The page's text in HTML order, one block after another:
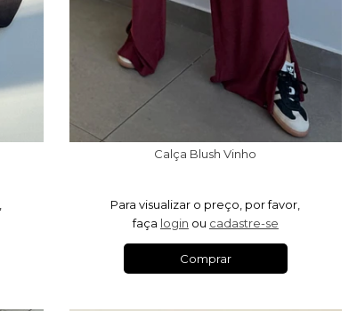
Calça Blush Vinho
Para visualizar o preço, por favor,
faça login ou cadastre-se
Comprar